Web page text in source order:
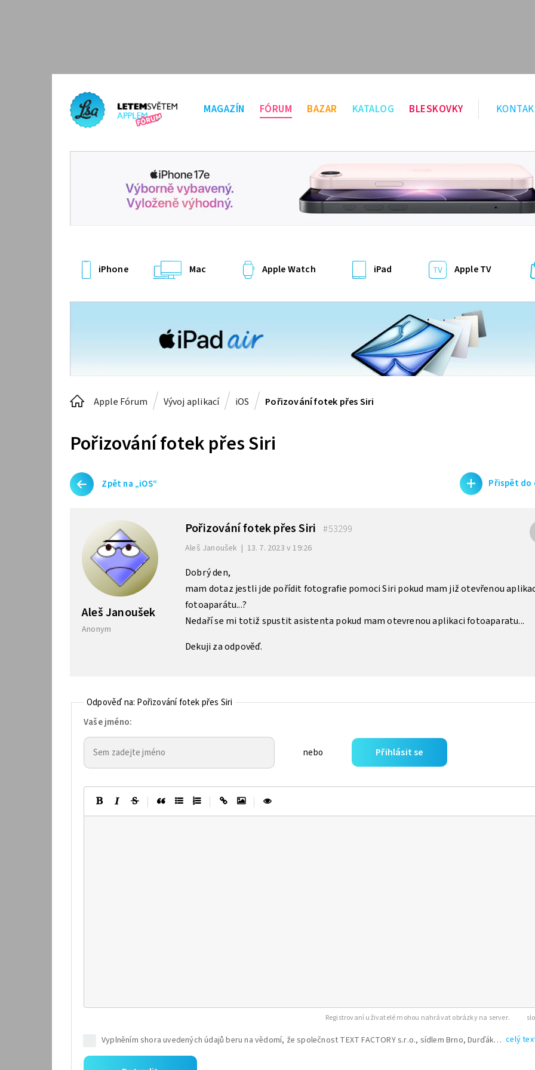
MAGAZÍN FÓRUM BAZAR KATALOG BLESKOVKY
iPhone Mac Apple Watch iPad Apple TV
Apple Fórum Vývoj aplikací iOS Pořizování fotek přes Siri
Pořizování fotek přes Siri
Zpět na „iOS“ + Přispět do
Aleš Janoušek
Anonym
Pořizování fotek přes Siri #53299
Aleš Janoušek | 13. 7. 2023 v 19:26
Dobrý den,
mam dotaz jestli jde pořídit fotografie pomoci Siri pokud mam již otevřenou
fotoaparátu...?
Nedaří se mi totiž spustit asistenta pokud mam otevrenou aplikaci fotoaparatu...
Dekuji za odpověď.
Odpověď na: Pořizování fotek přes Siri
Vaše jméno:
nebo Přihlásit se
Registrovaní uživatelé mohou nahrávat obrázky na server.
celý